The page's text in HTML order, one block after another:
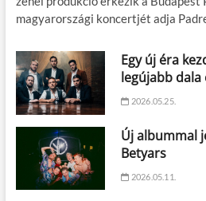
magyarországi koncertjét adja
Egy új éra
legújabb dala
2026.05.25.
Új albummal
Betyars
2026.05.11.